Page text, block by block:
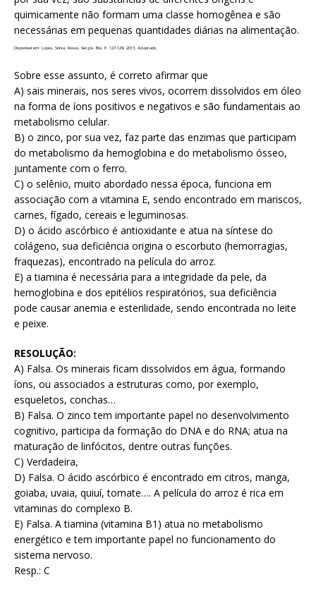
quimicamente não formam uma classe homogênea e são
necessárias em pequenas quantidades diárias na alimentação.
Disponível em: Lopes, Sônia; Rosso, Sergio. Bio. P. 127-129, 2013. Adaptado.
Sobre esse assunto, é correto afirmar que
A) sais minerais, nos seres vivos, ocorrem dissolvidos em óleo
na forma de íons positivos e negativos e são fundamentais ao
metabolismo celular.
B) o zinco, por sua vez, faz parte das enzimas que participam
do metabolismo da hemoglobina e do metabolismo ósseo,
juntamente com o ferro.
C) o selênio, muito abordado nessa época, funciona em
associação com a vitamina E, sendo encontrado em mariscos,
carnes, fígado, cereais e leguminosas.
D) o ácido ascórbico é antioxidante e atua na síntese do
colágeno, sua deficiência origina o escorbuto (hemorragias,
fraquezas), encontrado na película do arroz.
E) a tiamina é necessária para a integridade da pele, da
hemoglobina e dos epitélios respiratórios, sua deficiência
pode causar anemia e esterilidade, sendo encontrada no leite
e peixe.
RESOLUÇÃO:
A) Falsa. Os minerais ficam dissolvidos em água, formando
íons, ou associados a estruturas como, por exemplo,
esqueletos, conchas…
B) Falsa. O zinco tem importante papel no desenvolvimento
cognitivo, participa da formação do DNA e do RNA; atua na
maturação de linfócitos, dentre outras funções.
C) Verdadeira,
D) Falsa. O ácido ascórbico é encontrado em citros, manga,
goiaba, uvaia, quiuí, tomate…. A película do arroz é rica em
vitaminas do complexo B.
E) Falsa. A tiamina (vitamina B1) atua no metabolismo
energético e tem importante papel no funcionamento do
sistema nervoso.
Resp.: C